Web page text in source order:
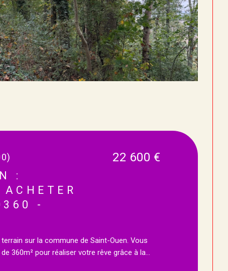
:
-
22 600 €
sur la commune de Saint-Ouen. Vous
360m² pour réaliser votre rêve grâce à la...